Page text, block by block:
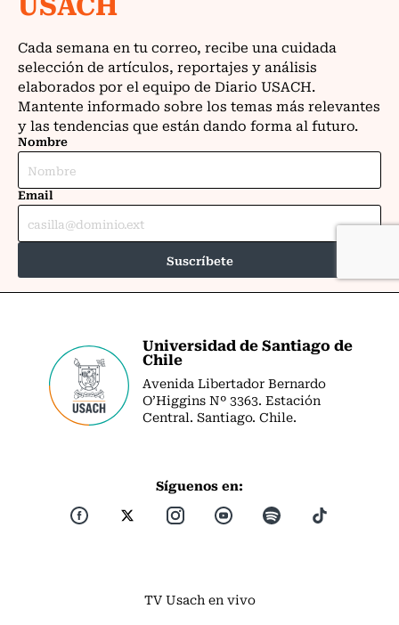
Universidad de Santiago de
Chile
Avenida Libertador Bernardo
O’Higgins Nº 3363. Estación
Central. Santiago. Chile.
Síguenos en:
TV Usach en vivo